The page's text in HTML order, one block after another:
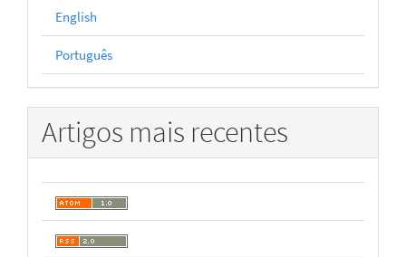
English
Português
Artigos mais recentes